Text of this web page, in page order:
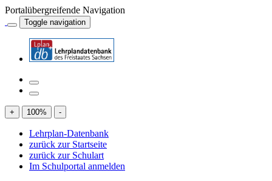
Portalübergreifende Navigation
Toggle navigation
+ 100% -
Lehrplan-Datenbank
zurück zur Startseite
zurück zur Schulart
Im Schulportal anmelden